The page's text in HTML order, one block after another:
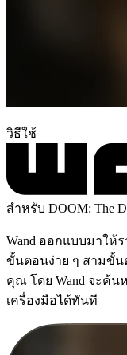
วิธีใช้
สำหรับ DOOM: The
Wand ออกแบบมาให้
ขั้นตอนง่าย ๆ สามขั้น
คุณ โดย Wand จะค้
เครื่องมือได้ทันที